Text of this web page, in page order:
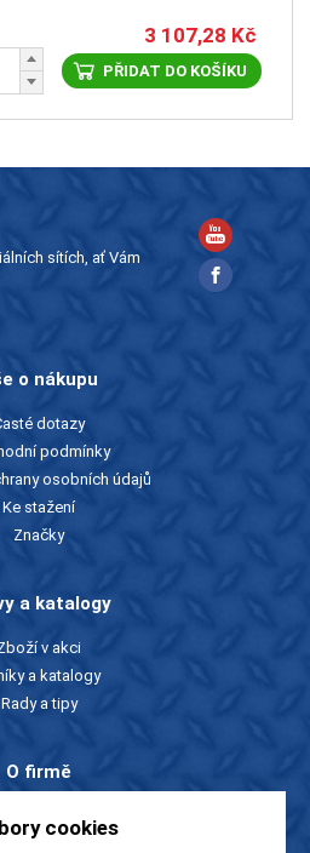
3 107,28 Kč
PŘIDAT DO KOŠÍKU
sítích, ať Vám
o nákupu
dotazy
podmínky
osobních údajů
Ke stažení
Značky
a katalogy
v akci
a katalogy
Rady a tipy
O firmě
Kontakty
cookies